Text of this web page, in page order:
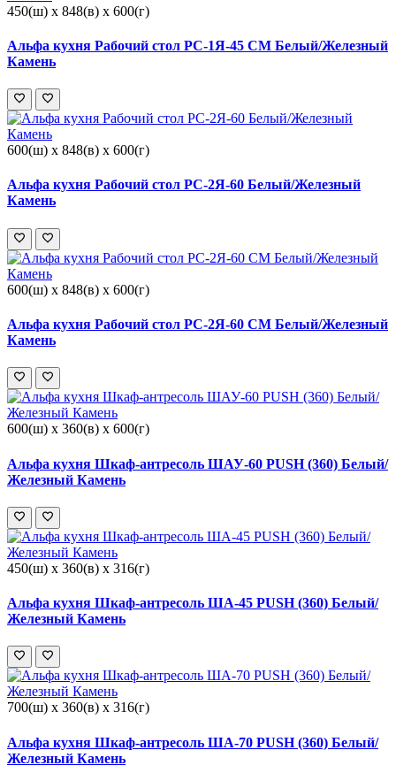
450(ш) x 848(в) x 600(г)
Альфа кухня Рабочий стол РС-1Я-45 СМ Белый/Железный
Камень
600(ш) x 848(в) x 600(г)
Альфа кухня Рабочий стол РС-2Я-60 Белый/Железный
Камень
600(ш) x 848(в) x 600(г)
Альфа кухня Рабочий стол РС-2Я-60 СМ Белый/Железный
Камень
600(ш) x 360(в) x 600(г)
Альфа кухня Шкаф-антресоль ШАУ-60 PUSH (360) Белый/
Железный Камень
450(ш) x 360(в) x 316(г)
Альфа кухня Шкаф-антресоль ША-45 PUSH (360) Белый/
Железный Камень
700(ш) x 360(в) x 316(г)
Альфа кухня Шкаф-антресоль ША-70 PUSH (360) Белый/
Железный Камень